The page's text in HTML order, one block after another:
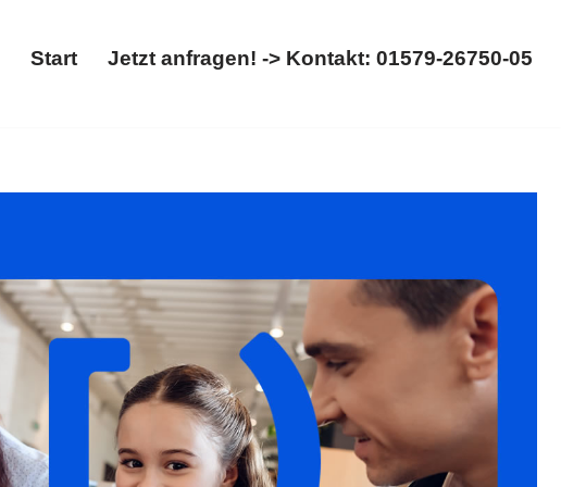
Start Jetzt anfragen! -> Kontakt: 01579-26750-05